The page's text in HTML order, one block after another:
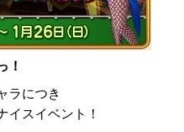
！
ラにつき
イスイベント！